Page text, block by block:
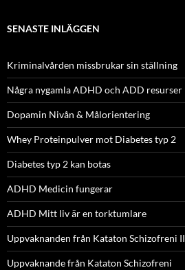
SENASTE INLÄGGEN
Kriminalvården missbrukar sin ställning
Några nygamla ADHD och ADD resurser
Dopamin Nivån & Målorientering
Whey Proteinpulver mot Diabetes typ 2
Diabetes typ 2 kan botas
ADHD Medicin fungerar
ADHD Mitt liv är en torktumlare
Uppvaknanden från Kataton Schizofreni II
Uppvaknande från Kataton Schizofreni